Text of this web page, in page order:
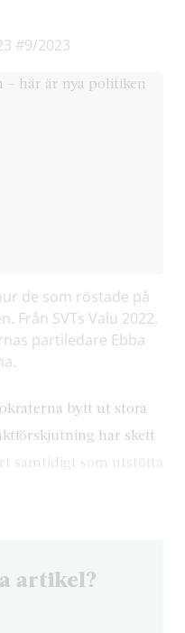
#9/2023
de som röstade på
Från SVTs Valu 2022.
partiledare Ebba
bytt ut stora
har skett
samtidigt som utstötta
artikel?